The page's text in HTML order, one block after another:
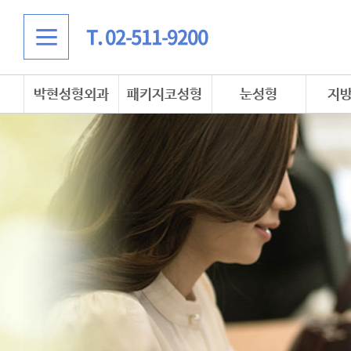
T. 02-511-9200
박현성형외과 패키지코성형 눈성형 지